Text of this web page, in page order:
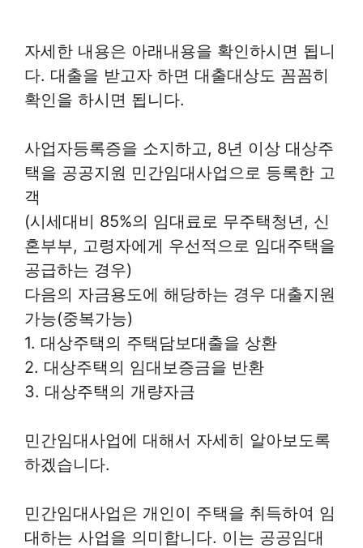
자세한 내용은 아래내용을 확인하시면 됩니
다. 대출을 받고자 하면 대출대상도 꼼꼼히
확인을 하시면 됩니다.
사업자등록증을 소지하고, 8년 이상 대상주
택을 공공지원 민간임대사업으로 등록한 고
객
(시세대비 85%의 임대료로 무주택청년, 신
혼부부, 고령자에게 우선적으로 임대주택을
공급하는 경우)
다음의 자금용도에 해당하는 경우 대출지원
가능(중복가능)
1. 대상주택의 주택담보대출을 상환
2. 대상주택의 임대보증금을 반환
3. 대상주택의 개량자금
민간임대사업에 대해서 자세히 알아보도록
하겠습니다.
민간임대사업은 개인이 주택을 취득하여 임
대하는 사업을 의미합니다. 이는 공공임대